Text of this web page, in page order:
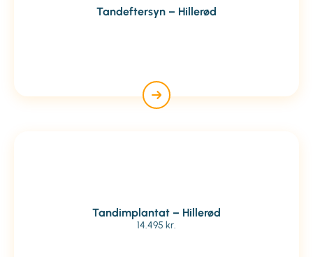
Tandeftersyn – Hillerød
Tandimplantat – Hillerød
14.495 kr.